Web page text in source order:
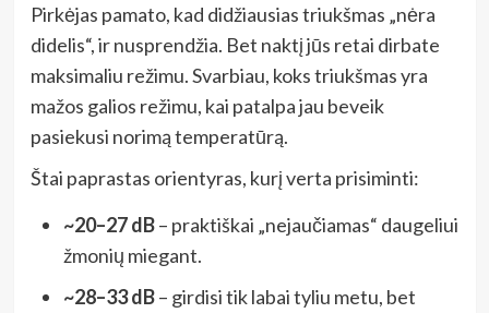
Pirkėjas pamato, kad didžiausias triukšmas „nėra
didelis“, ir nusprendžia. Bet naktį jūs retai dirbate
maksimaliu režimu. Svarbiau, koks triukšmas yra
mažos galios režimu, kai patalpa jau beveik
pasiekusi norimą temperatūrą.
Štai paprastas orientyras, kurį verta prisiminti:
~20–27 dB– praktiškai „nejaučiamas“ daugeliui
žmonių miegant.
~28–33 dB– girdisi tik labai tyliu metu, bet